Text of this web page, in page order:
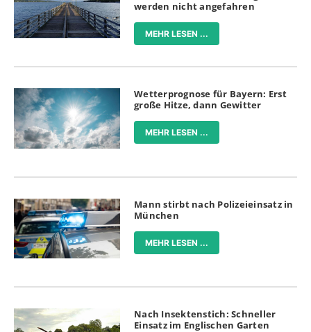
werden nicht angefahren
MEHR LESEN ...
Wetterprognose für Bayern: Erst
große Hitze, dann Gewitter
MEHR LESEN ...
Mann stirbt nach Polizeieinsatz in
München
MEHR LESEN ...
Nach Insektenstich: Schneller
Einsatz im Englischen Garten